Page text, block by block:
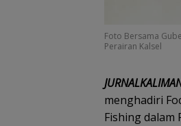
Foto Bersama
Perairan Kalsel
menghadiri
Fishing dalam